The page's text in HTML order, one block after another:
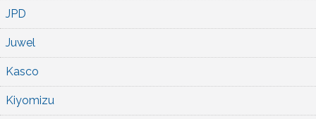
JPD
Juwel
Kasco
Kiyomizu